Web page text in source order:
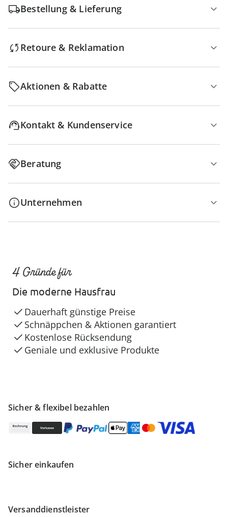
Bestellung & Lieferung
Retoure & Reklamation
Aktionen & Rabatte
Kontakt & Kundenservice
Beratung
Unternehmen
Sicher & flexibel bezahlen
Sicher einkaufen
Versanddienstleister
4 Gründe für
Die moderne Hausfrau
Dauerhaft günstige Preise
Schnäppchen & Aktionen garantiert
Kostenlose Rücksendung
Geniale und exklusive Produkte